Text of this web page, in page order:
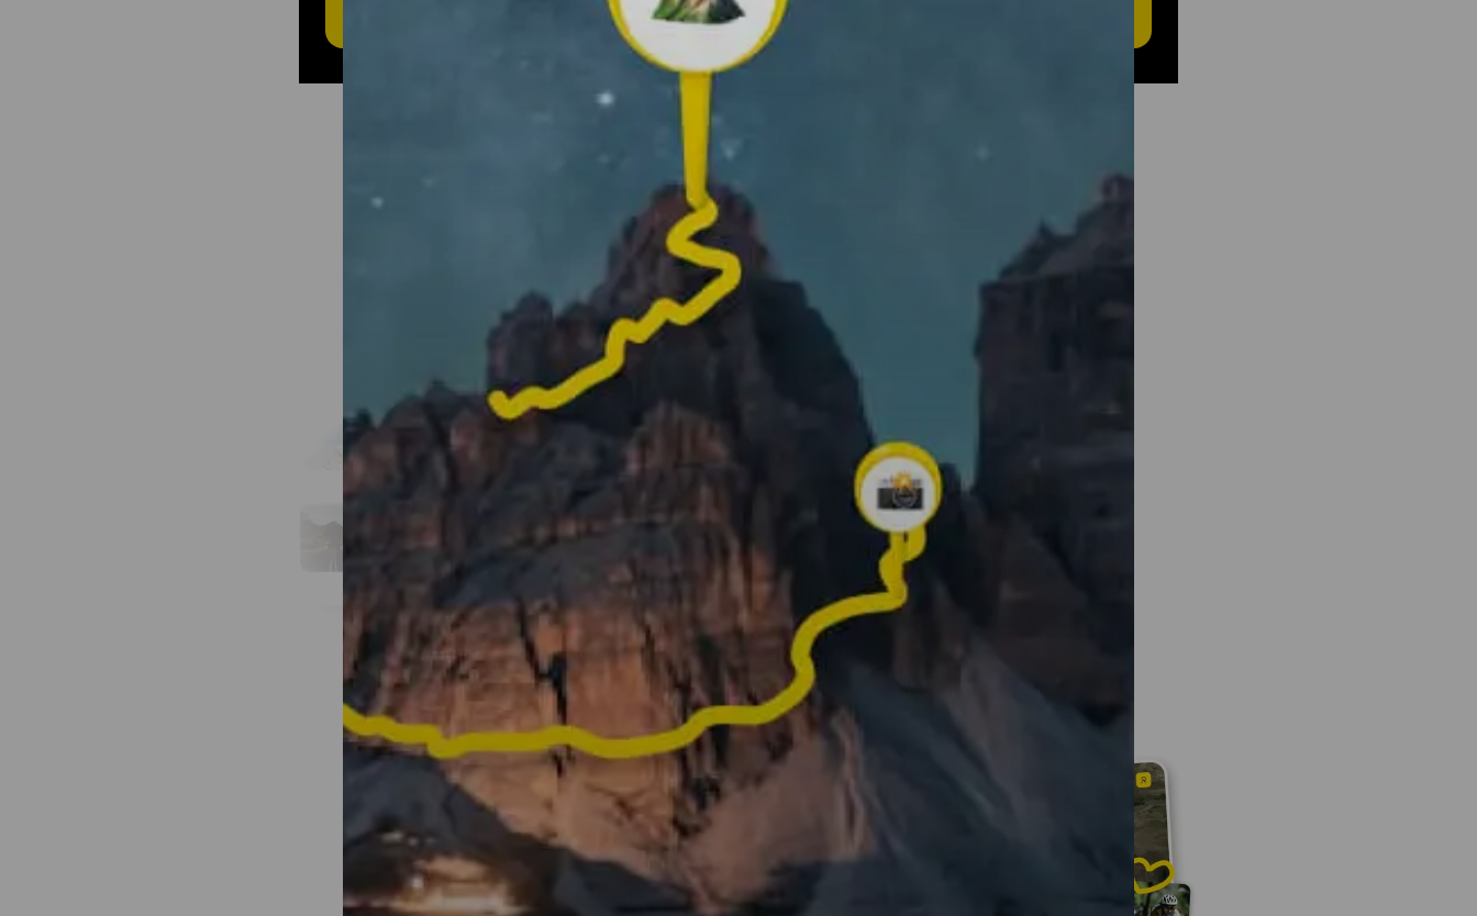
Maak en deel je outdoorherinneringen!
✨ Maak je eigen 3D-video ✨
Blader omlaag en ontdek hoe!
Wat je kunt doen met Relive
Registreer je route en voeg
foto's van de mooiste
momenten toe om je verhaal
te maken
Verander je activiteiten in video's
van 1 minuut die je meteen kunt
delen!